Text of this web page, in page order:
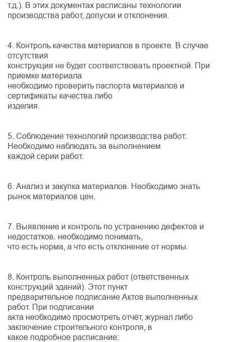
т.д.). В этих документах расписаны технологии
производства работ, допуски и отклонения.
4. Контроль качества материалов в проекте. В случае
отсутствия
конструкция не будет соответствовать проектной. При
приемке материала
необходимо проверить паспорта материалов и
сертификаты качества либо
изделия.
5. Соблюдение технологий производства работ.
Необходимо наблюдать за выполнением
каждой серии работ.
6. Анализ и закупка материалов. Необходимо знать
рынок материалов цен.
7. Выявление и контроль по устранению дефектов и
недостатков. необходимо понимать,
что есть норма, а что есть отклонение от нормы.
8. Контроль выполненных работ (ответственных
конструкций зданий). Этот пункт
предварительное подписание Актов выполненных
работ. При подписании
акта необходимо просмотреть отчёт, журнал либо
заключение строительного контроля, в
какое подробное расписание: